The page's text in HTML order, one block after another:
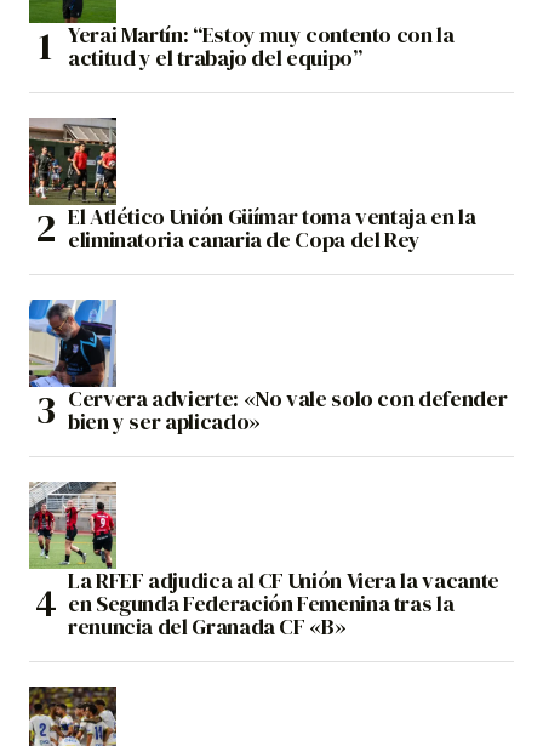
Yerai Martín: “Estoy muy contento con la
actitud y el trabajo del equipo”
El Atlético Unión Güímar toma ventaja en la
eliminatoria canaria de Copa del Rey
Cervera advierte: «No vale solo con defender
bien y ser aplicado»
La RFEF adjudica al CF Unión Viera la vacante
en Segunda Federación Femenina tras la
renuncia del Granada CF «B»